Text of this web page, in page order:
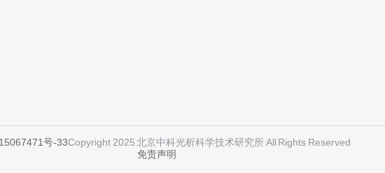
号-33Copyright 2025 北京中科光析科学技术研究所 All Rights Reserved
免责声明